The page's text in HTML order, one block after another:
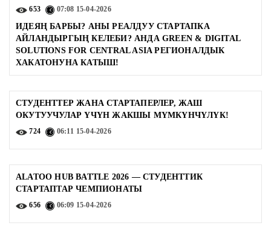
653 07:08 15-04-2026
ИДЕЯҢ БАРБЫ? АНЫ РЕАЛДУУ СТАРТАПКА
АЙЛАНДЫРГЫҢ КЕЛЕБИ? АНДА GREEN & DIGITAL
SOLUTIONS FOR CENTRAL ASIA РЕГИОНАЛДЫК
ХАКАТОНУНА КАТЫШ!
СТУДЕНТТЕР ЖАНА СТАРТАПЕРЛЕР, ЖАШ
ОКУТУУЧУЛАР ҮЧҮН ЖАКШЫ МҮМКҮНЧҮЛҮК!
724 06:11 15-04-2026
ALATOO HUB BATTLE 2026 — СТУДЕНТТИК
СТАРТАПТАР ЧЕМПИОНАТЫ
656 06:09 15-04-2026